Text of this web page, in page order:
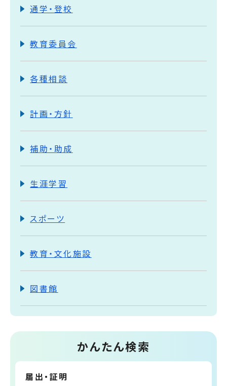
通学・登校
教育委員会
各種相談
計画・方針
補助・助成
生涯学習
スポーツ
教育・文化施設
図書館
かんたん検索
届出・証明